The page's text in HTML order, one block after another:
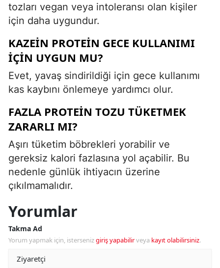
tozları vegan veya intoleransı olan kişiler
için daha uygundur.
KAZEIN PROTEIN GECE KULLANIMI
IÇIN UYGUN MU?
Evet, yavaş sindirildiği için gece kullanımı
kas kaybını önlemeye yardımcı olur.
FAZLA PROTEIN TOZU TÜKETMEK
ZARARLI MI?
Aşırı tüketim böbrekleri yorabilir ve
gereksiz kalori fazlasına yol açabilir. Bu
nedenle günlük ihtiyacın üzerine
çıkılmamalıdır.
Yorumlar
Takma Ad
Yorum yapmak için, istersenizgiriş yapabilirveya kayıt olabilirsiniz.